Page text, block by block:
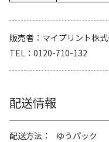
販売者
マイプリント株
TEL
0120-710-132
配送情報
配送方法
ゆうパック